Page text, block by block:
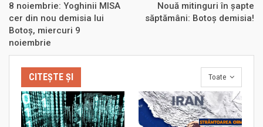
8 noiembrie: Yoghinii MISA
cer din nou demisia lui
Botoş, miercuri 9
noiembrie
Nouă mitinguri în şapte
săptămâni: Botoş demisia!
Toate
CITEȘTE ȘI